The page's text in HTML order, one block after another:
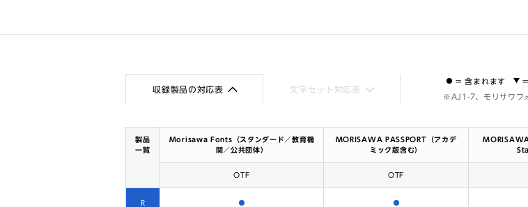
収録製品の対応表 文字セット対応表
= 含まれます
※AJ1-7、モリサワフ
製品
一覧
Morisawa Fonts（スタンダード／教育機
関／公共団体）
MORISAWA PASSPORT（アカデ
ミック版含む）
OTF OTF
R 含まれます